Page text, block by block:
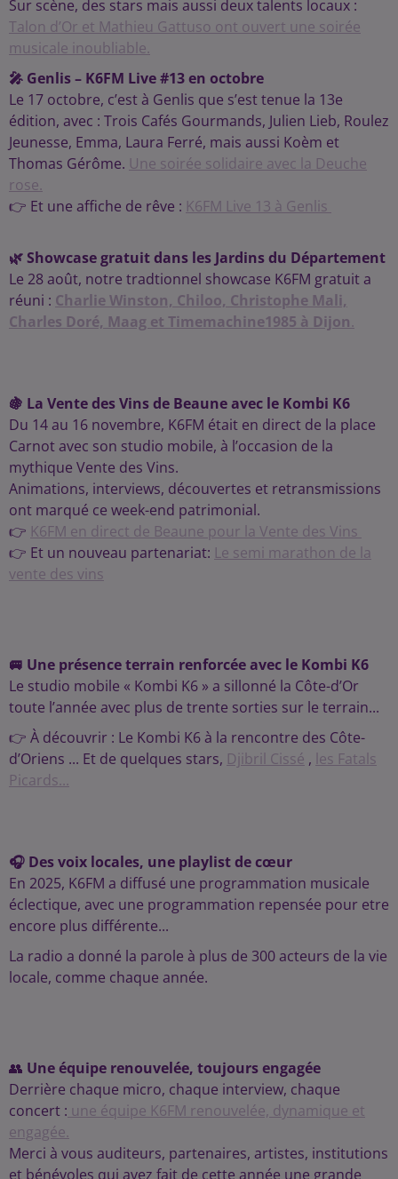
Sur scène, des stars mais aussi deux talents locaux :
Talon d’Or et Mathieu Gattuso ont ouvert une soirée
musicale inoubliable.
🎤 Genlis – K6FM Live #13 en octobre
Le 17 octobre, c’est à Genlis que s’est tenue la 13e
édition, avec : Trois Cafés Gourmands, Julien Lieb, Roulez
Jeunesse, Emma, Laura Ferré, mais aussi Koèm et
Thomas Gérôme. Une soirée solidaire avec la Deuche
rose.
👉 Et une affiche de rêve : K6FM Live 13 à Genlis
🌿 Showcase gratuit dans les Jardins du Département
Le 28 août, notre tradtionnel showcase K6FM gratuit a
réuni : Charlie Winston, Chiloo, Christophe Mali,
Charles Doré, Maag et Timemachine1985 à Dijon.
🍇 La Vente des Vins de Beaune avec le Kombi K6
Du 14 au 16 novembre, K6FM était en direct de la place
Carnot avec son studio mobile, à l’occasion de la
mythique Vente des Vins.
Animations, interviews, découvertes et retransmissions
ont marqué ce week-end patrimonial.
👉 K6FM en direct de Beaune pour la Vente des Vins
👉 Et un nouveau partenariat: Le semi marathon de la
vente des vins
🚐 Une présence terrain renforcée avec le Kombi K6
Le studio mobile « Kombi K6 » a sillonné la Côte-d’Or
toute l’année avec plus de trente sorties sur le terrain...
👉 À découvrir : Le Kombi K6 à la rencontre des Côte-
d’Oriens ... Et de quelques stars, Djibril Cissé , les Fatals
Picards...
🎧 Des voix locales, une playlist de cœur
En 2025, K6FM a diffusé une programmation musicale
éclectique, avec une programmation repensée pour etre
encore plus différente...
La radio a donné la parole à plus de 300 acteurs de la vie
locale, comme chaque année.
👥 Une équipe renouvelée, toujours engagée
Derrière chaque micro, chaque interview, chaque
concert : une équipe K6FM renouvelée, dynamique et
engagée.
Merci à vous auditeurs, partenaires, artistes, institutions
et bénévoles qui avez fait de cette année une grande